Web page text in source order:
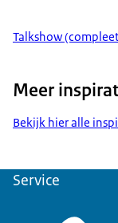
Talkshow
Meer
Bekijk hier alle
Service